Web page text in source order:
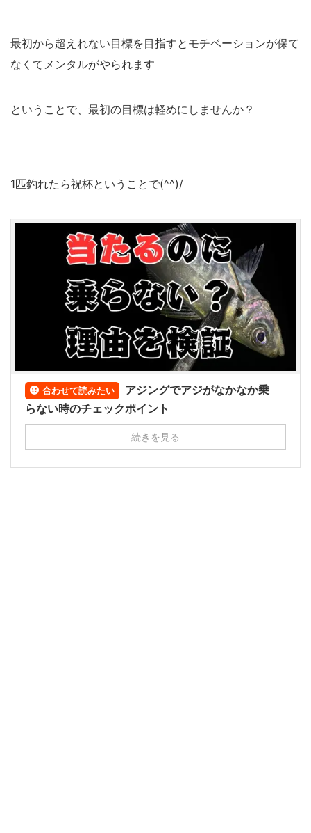
最初から超えれない目標を目指すとモチベーションが保て
なくてメンタルがやられます
ということで、最初の目標は軽めにしませんか？
1匹釣れたら祝杯ということで(^^)/
合わせて読みたい
アジングでアジがなかなか乗
らない時のチェックポイント
続きを見る